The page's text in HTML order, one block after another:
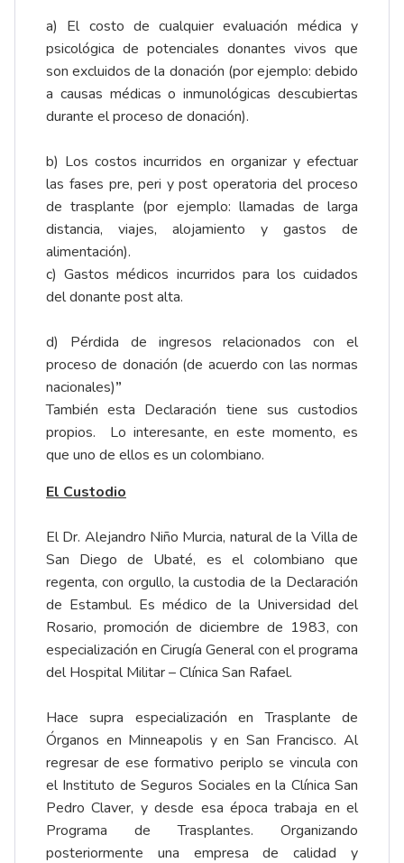
a) El costo de cualquier evaluación médica y
psicológica de potenciales donantes vivos que
son excluidos de la donación (por ejemplo: debido
a causas médicas o inmunológicas descubiertas
durante el proceso de donación).
b) Los costos incurridos en organizar y efectuar
las fases pre, peri y post operatoria del proceso
de trasplante (por ejemplo: llamadas de larga
distancia, viajes, alojamiento y gastos de
alimentación).
c) Gastos médicos incurridos para los cuidados
del donante post alta.
d) Pérdida de ingresos relacionados con el
proceso de donación (de acuerdo con las normas
nacionales)”
También esta Declaración tiene sus custodios
propios. Lo interesante, en este momento, es
que uno de ellos es un colombiano.
El Custodio
El Dr. Alejandro Niño Murcia, natural de la Villa de
San Diego de Ubaté, es el colombiano que
regenta, con orgullo, la custodia de la Declaración
de Estambul. Es médico de la Universidad del
Rosario, promoción de diciembre de 1983, con
especialización en Cirugía General con el programa
del Hospital Militar – Clínica San Rafael.
Hace supra especialización en Trasplante de
Órganos en Minneapolis y en San Francisco. Al
regresar de ese formativo periplo se vincula con
el Instituto de Seguros Sociales en la Clínica San
Pedro Claver, y desde esa época trabaja en el
Programa de Trasplantes. Organizando
posteriormente una empresa de calidad y